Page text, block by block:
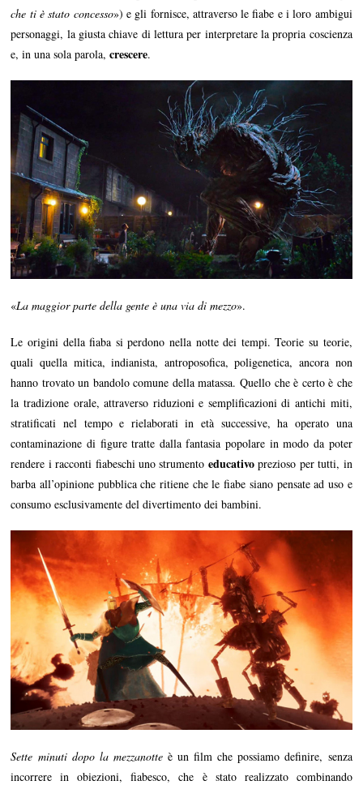
che ti è stato concesso») e gli fornisce, attraverso le fiabe e i loro ambigui
personaggi, la giusta chiave di lettura per interpretare la propria coscienza
e, in una sola parola,crescere.
«La maggior parte della gente è una via di mezzo».
Le origini della fiaba si perdono nella notte dei tempi. Teorie su teorie,
quali quella mitica, indianista, antroposofica, poligenetica, ancora non
hanno trovato un bandolo comune della matassa. Quello che è certo è che
la tradizione orale, attraverso riduzioni e semplificazioni di antichi miti,
stratificati nel tempo e rielaborati in età successive, ha operato una
contaminazione di figure tratte dalla fantasia popolare in modo da poter
rendere i racconti fiabeschi uno strumento educativoprezioso per tutti, in
barba all’opinione pubblica che ritiene che le fiabe siano pensate ad uso e
consumo esclusivamente del divertimento dei bambini.
Sette minuti dopo la mezzanotteè un film che possiamo definire, senza
incorrere in obiezioni, fiabesco, che è stato realizzato combinando